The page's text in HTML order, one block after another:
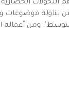
التحولات
عن تناوله
ومن أعماله